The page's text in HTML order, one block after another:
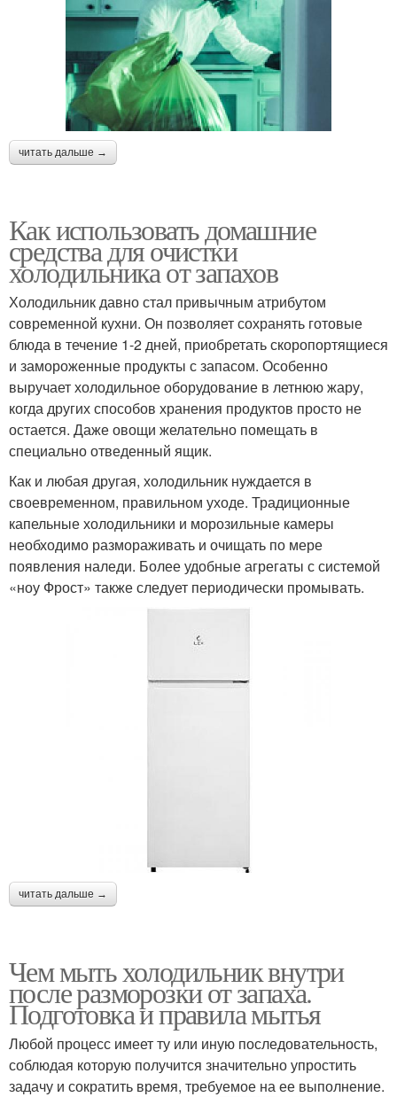
читать дальше →
Как использовать домашние
средства для очистки
холодильника от запахов
Холодильник давно стал привычным атрибутом
современной кухни. Он позволяет сохранять готовые
блюда в течение 1-2 дней, приобретать скоропортящиеся
и замороженные продукты с запасом. Особенно
выручает холодильное оборудование в летнюю жару,
когда других способов хранения продуктов просто не
остается. Даже овощи желательно помещать в
специально отведенный ящик.
Как и любая другая, холодильник нуждается в
своевременном, правильном уходе. Традиционные
капельные холодильники и морозильные камеры
необходимо размораживать и очищать по мере
появления наледи. Более удобные агрегаты с системой
«ноу Фрост» также следует периодически промывать.
читать дальше →
Чем мыть холодильник внутри
после разморозки от запаха.
Подготовка и правила мытья
Любой процесс имеет ту или иную последовательность,
соблюдая которую получится значительно упростить
задачу и сократить время, требуемое на ее выполнение.